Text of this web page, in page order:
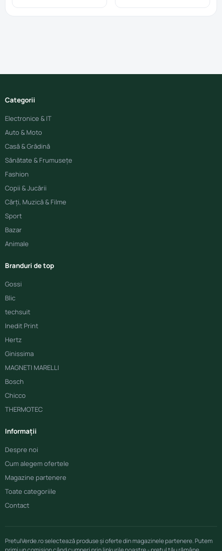
Categorii
Electronice & IT
Auto & Moto
Casă & Grădină
Sănătate & Frumusețe
Fashion
Copii & Jucării
Cărți, Muzică & Filme
Sport
Bazar
Animale
Branduri de top
Gossi
Blic
techsuit
Inedit Print
Hertz
Ginissima
MAGNETI MARELLI
Bosch
Chicco
THERMOTEC
Informații
Despre noi
Cum alegem ofertele
Magazine partenere
Toate categoriile
Contact
PretulVerde.ro selectează produse și oferte din magazinele partenere. Putem